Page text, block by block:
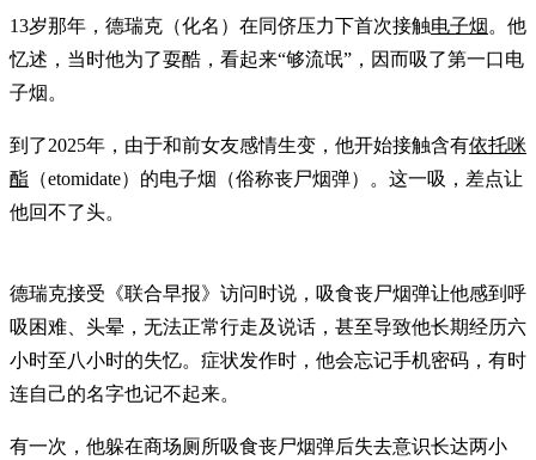
13岁那年，德瑞克（化名）在同侪压力下首次接触电子烟。他
忆述，当时他为了耍酷，看起来“够流氓”，因而吸了第一口电
子烟。
到了2025年，由于和前女友感情生变，他开始接触含有依托咪
酯 （etomidate）的电子烟（俗称丧尸烟弹）。这一吸，差点让
他回不了头。
德瑞克接受《联合早报》访问时说，吸食丧尸烟弹让他感到呼
吸困难、头晕，无法正常行走及说话，甚至导致他长期经历六
小时至八小时的失忆。症状发作时，他会忘记手机密码，有时
连自己的名字也记不起来。
有一次，他躲在商场厕所吸食丧尸烟弹后失去意识长达两小